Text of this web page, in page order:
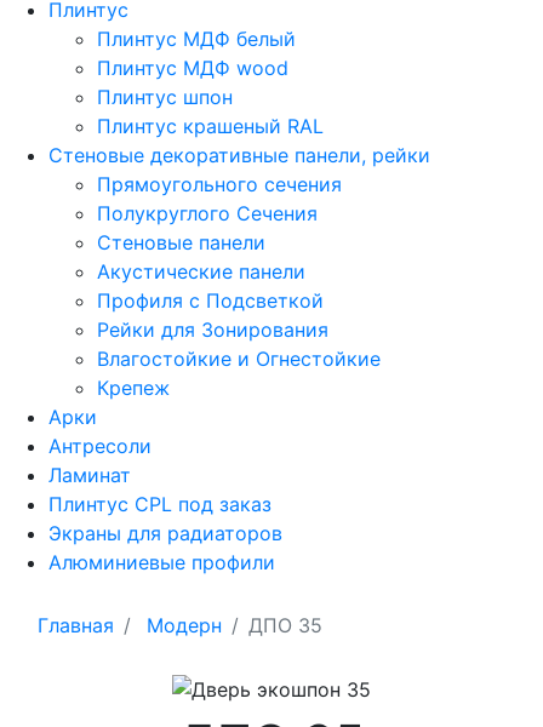
Плинтус
Плинтус МДФ белый
Плинтус МДФ wood
Плинтус шпон
Плинтус крашеный RAL
Стеновые декоративные панели, рейки
Прямоугольного сечения
Полукруглого Сечения
Стеновые панели
Акустические панели
Профиля с Подсветкой
Рейки для Зонирования
Влагостойкие и Огнестойкие
Крепеж
Арки
Антресоли
Ламинат
Плинтус CPL под заказ
Экраны для радиаторов
Алюминиевые профили
Главная Модерн ДПО 35